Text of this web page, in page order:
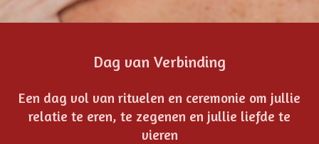
Dag van Verbinding
Een dag vol van rituelen en ceremonie om jullie
relatie te eren, te zegenen en jullie liefde te
vieren